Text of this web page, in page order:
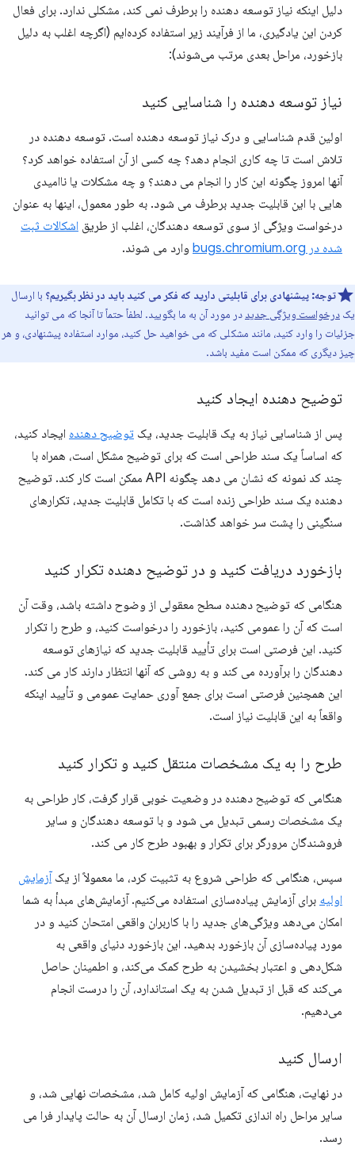
دلیل اینکه نیاز توسعه دهنده را برطرف نمی کند، مشکلی ندارد. برای فعال
کردن این یادگیری، ما از فرآیند زیر استفاده کرده‌ایم (اگرچه اغلب به دلیل
بازخورد، مراحل بعدی مرتب می‌شوند):
نیاز توسعه دهنده را شناسایی کنید
اولین قدم شناسایی و درک نیاز توسعه دهنده است. توسعه دهنده در
تلاش است تا چه کاری انجام دهد؟ چه کسی از آن استفاده خواهد کرد؟
آنها امروز چگونه این کار را انجام می دهند؟ و چه مشکلات یا ناامیدی
هایی با این قابلیت جدید برطرف می شود. به طور معمول، اینها به عنوان
درخواست ویژگی از سوی توسعه دهندگان، اغلب از طریق اشکالات ثبت
شده در bugs.chromium.org
وارد می شوند.
توجه: پیشنهادی برای قابلیتی دارید که فکر می کنید باید در نظر بگیریم؟ با ارسال
یک درخواست ویژگی جدید در مورد آن به ما بگویید. لطفاً حتماً تا آنجا که می توانید
جزئیات را وارد کنید، مانند مشکلی که می خواهید حل کنید، موارد استفاده پیشنهادی، و هر
چیز دیگری که ممکن است مفید باشد.
توضیح دهنده ایجاد کنید
پس از شناسایی نیاز به یک قابلیت جدید، یک توضیح دهنده ایجاد کنید،
که اساساً یک سند طراحی است که برای توضیح مشکل است، همراه با
چند کد نمونه که نشان می دهد چگونه API ممکن است کار کند. توضیح
دهنده یک سند طراحی زنده است که با تکامل قابلیت جدید، تکرارهای
سنگینی را پشت سر خواهد گذاشت.
بازخورد دریافت کنید و در توضیح دهنده تکرار کنید
هنگامی که توضیح دهنده سطح معقولی از وضوح داشته باشد، وقت آن
است که آن را عمومی کنید، بازخورد را درخواست کنید، و طرح را تکرار
کنید. این فرصتی است برای تأیید قابلیت جدید که نیازهای توسعه
دهندگان را برآورده می کند و به روشی که آنها انتظار دارند کار می کند.
این همچنین فرصتی است برای جمع آوری حمایت عمومی و تأیید اینکه
واقعاً به این قابلیت نیاز است.
طرح را به یک مشخصات منتقل کنید و تکرار کنید
هنگامی که توضیح دهنده در وضعیت خوبی قرار گرفت، کار طراحی به
یک مشخصات رسمی تبدیل می شود و با توسعه دهندگان و سایر
فروشندگان مرورگر برای تکرار و بهبود طرح کار می کند.
سپس، هنگامی که طراحی شروع به تثبیت کرد، ما معمولاً از یکآزمایش
اولیه برای آزمایش پیاده‌سازی استفاده می‌کنیم. آزمایش‌های مبدأ به شما
امکان می‌دهد ویژگی‌های جدید را با کاربران واقعی امتحان کنید و در
مورد پیاده‌سازی آن بازخورد بدهید. این بازخورد دنیای واقعی به
شکل‌دهی و اعتبار بخشیدن به طرح کمک می‌کند، و اطمینان حاصل
می‌کند که قبل از تبدیل شدن به یک استاندارد، آن را درست انجام
می‌دهیم.
ارسال کنید
در نهایت، هنگامی که آزمایش اولیه کامل شد، مشخصات نهایی شد، و
سایر مراحل راه اندازی تکمیل شد، زمان ارسال آن به حالت پایدار فرا می
رسد.